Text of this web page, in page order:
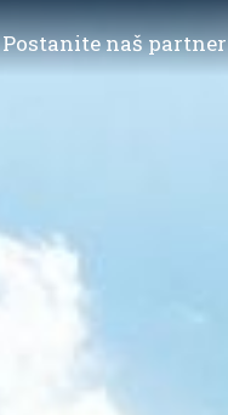
Postanite naš partner